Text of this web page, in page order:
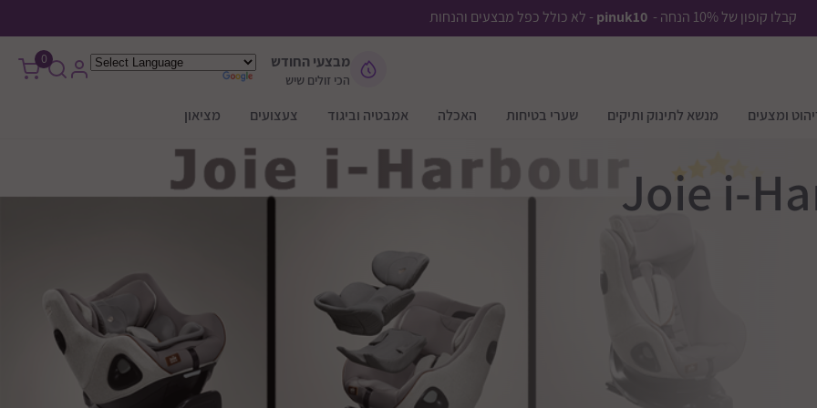
קבלו קופון של 10% הנחה - pinuk10 - לא כולל כפל מבצעים והנחות
ומצעים מנשא לתינוק ותיקים שערי בטיחות האכלה אמבטיה וביגוד צעצועים מציאון
מבצעי החודש
הכי זולים שיש
0